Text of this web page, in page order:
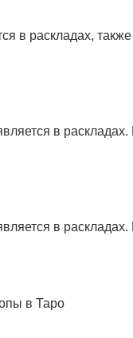
в раскладах,
в
в
в Таро